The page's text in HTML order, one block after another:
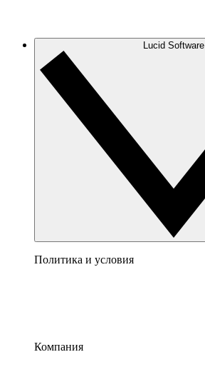
Lucid Software
Политика и условия
Компания